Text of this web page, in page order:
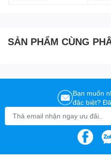
SẢN PHẨM CÙNG
Bạn muốn
đặc biệt?